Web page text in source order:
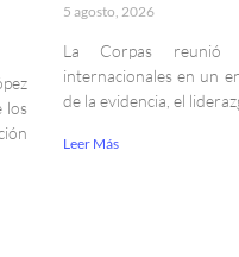
los
5 agosto, 2026
La Corpas reunió
internacionales en un
de la evidencia, el
Leer Más